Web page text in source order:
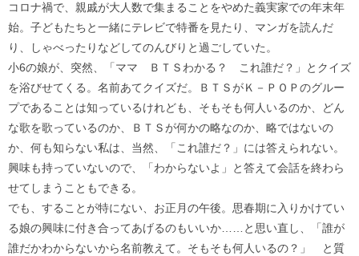
コロナ禍で、親戚が大人数で集まることをやめた義実家での年末年
始。子どもたちと一緒にテレビで特番を見たり、マンガを読んだ
り、しゃべったりなどしてのんびりと過ごしていた。
小6の娘が、突然、「ママ ＢＴＳわかる？ これ誰だ？」とクイズ
を浴びせてくる。名前あてクイズだ。ＢＴＳがＫ－ＰＯＰのグルー
プであることは知っているけれども、そもそも何人いるのか、どん
な歌を歌っているのか、ＢＴＳが何かの略なのか、略ではないの
か、何も知らない私は、当然、「これ誰だ？」には答えられない。
興味も持っていないので、「わからないよ」と答えて会話を終わら
せてしまうこともできる。
でも、することが特にない、お正月の午後。思春期に入りかけてい
る娘の興味に付き合ってあげるのもいいか……と思い直し、「誰が
誰だかわからないから名前教えて。そもそも何人いるの？」 と質